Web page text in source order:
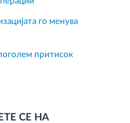
го менува
притисок
СЕ НА